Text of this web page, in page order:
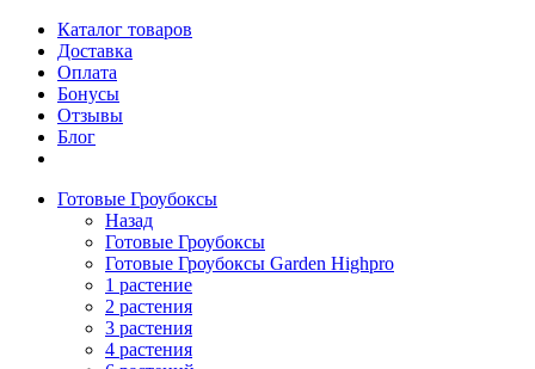
Каталог товаров
Доставка
Оплата
Бонусы
Отзывы
Блог
Готовые Гроубоксы
Назад
Готовые Гроубоксы
Готовые Гроубоксы Garden Highpro
1 растение
2 растения
3 растения
4 растения